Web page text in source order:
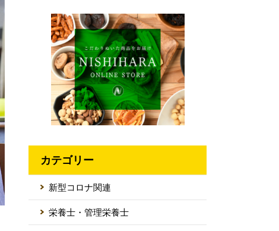
カテゴリー
新型コロナ関連
栄養士・管理栄養士